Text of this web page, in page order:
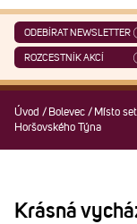
ODEBÍRAT NEWSLETTER
ROZCESTNÍK AKCÍ
Úvod / Bolevec / Místo
Horšovského Týna
Krásná